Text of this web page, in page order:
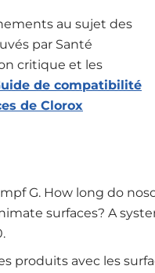
au sujet des
par Santé
critique et les
de compatibilité
de Clorox
G. How long do
surfaces? A
produits avec les